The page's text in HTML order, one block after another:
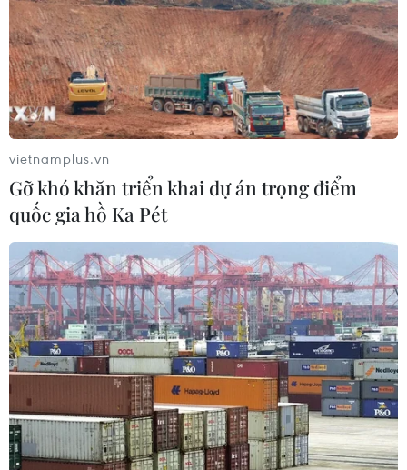
Tây Ninh: Triệt xóa tụ điểm đánh bạc và
cưỡng đoạt tài sản
02/05/2023 07:05
Công an thị xã Hòa Thành vừa triệt xóa một tụ điểm
đánh bạc ở phường Hiệp Tân, tạm giữ hình sự 9 đối
tượng để làm rõ hành vi đánh bạc và bắt giữ 2 đối
tượng có hành vi cưỡng đoạt tài sản.
vietnamplus.vn
Gỡ khó khăn triển khai dự án trọng điểm
quốc gia hồ Ka Pét